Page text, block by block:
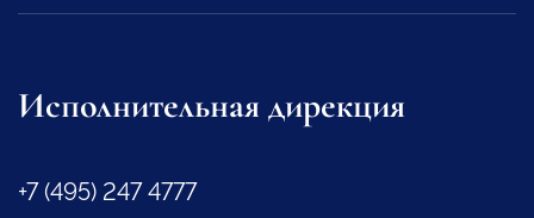
Исполнительная дирекция
+7 (495) 247 4777